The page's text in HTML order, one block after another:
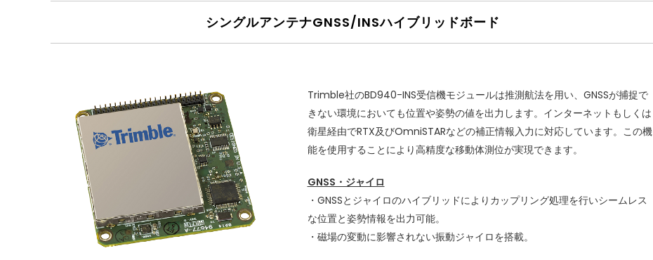
シングルアンテナGNSS/INSハイブリッドボード
Trimble社のBD940-INS受信機モジュールは推測航法を用い、GNSSが捕捉で
きない環境においても位置や姿勢の値を出力します。インターネットもしくは
衛星経由でRTX及びOmniSTARなどの補正情報入力に対応しています。この機
能を使用することにより高精度な移動体測位が実現できます。
GNSS・ジャイロ
・GNSSとジャイロのハイブリッドによりカップリング処理を行いシームレス
な位置と姿勢情報を出力可能。
・磁場の変動に影響されない振動ジャイロを搭載。